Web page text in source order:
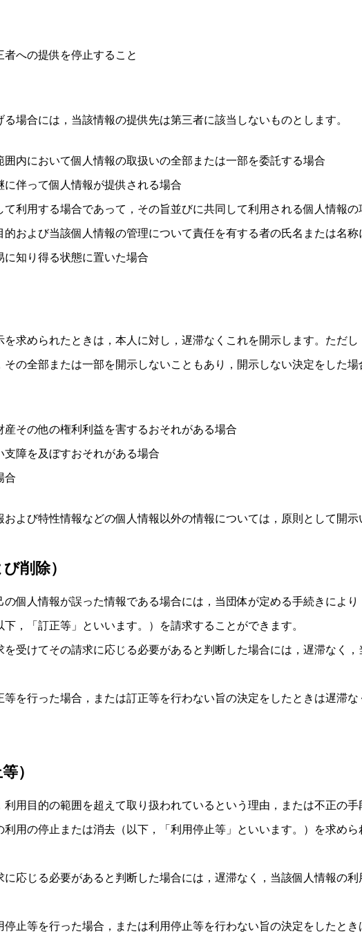
への提供を停止すること
場合には，当該情報の提供先は第三者に該当しないものとします。
内において個人情報の取扱いの全部または一部を委託する場合
伴って個人情報が提供される場合
利用する場合であって，その旨並びに共同して利用される個人情報の
および当該個人情報の管理について責任を有する者の氏名または名称
知り得る状態に置いた場合
求められたときは，本人に対し，遅滞なくこれを開示します。ただし
その全部または一部を開示しないこともあり，開示しない決定をした
その他の権利利益を害するおそれがある場合
障を及ぼすおそれがある場合
合
よび特性情報などの個人情報以外の情報については，原則として開示
削除）
個人情報が誤った情報である場合には，当団体が定める手続きにより
，「訂正等」といいます。）を請求することができます。
受けてその請求に応じる必要があると判断した場合には，遅滞なく
を行った場合，または訂正等を行わない旨の決定をしたときは遅滞
）
用目的の範囲を超えて取り扱われているという理由，または不正の手
利用の停止または消去（以下，「利用停止等」といいます。）を求め
応じる必要があると判断した場合には，遅滞なく，当該個人情報の利
止等を行った場合，または利用停止等を行わない旨の決定をしたと